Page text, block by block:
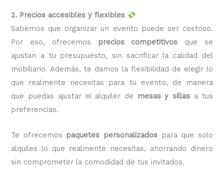
2. Precios accesibles y flexibles
Sabemos que organizar un evento puede ser costoso.
Por eso, ofrecemos
precios competitivos que se
ajustan a tu presupuesto, sin sacrificar la calidad del
mobiliario. Además, te damos la flexibilidad de elegir lo
que realmente necesitas para tu evento, de manera
que puedas ajustar el alquiler de
mesas y sillas a tus
preferencias.
Te ofrecemos paquetes personalizados para que solo
alquiles lo que realmente necesitas, ahorrando dinero
sin comprometer la comodidad de tus invitados.